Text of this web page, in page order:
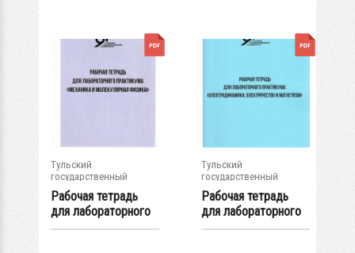
Тульский
государственный
университет
Рабочая тетрадь
для лабораторного
практикума "...
Тульский
государственный
университет
Рабочая тетрадь
для лабораторного
практикума "...